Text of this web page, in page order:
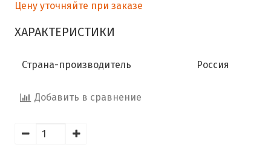
Цену уточняйте при заказе
ХАРАКТЕРИСТИКИ
Страна-производитель Россия
Добавить в сравнение